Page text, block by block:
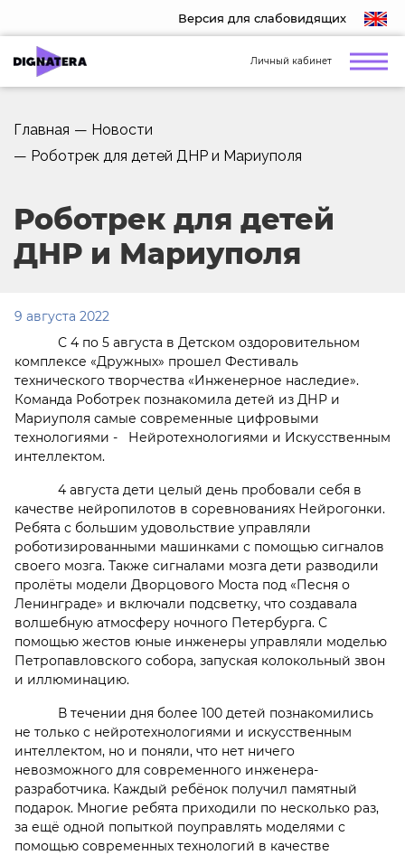
Версия для слабовидящих
Личный кабинет
Главная — Новости
— Роботрек для детей ДНР и Мариуполя
Роботрек для детей
ДНР и Мариуполя
9 августа 2022
С 4 по 5 августа в Детском оздоровительном
комплексе «Дружных» прошел Фестиваль
технического творчества «Инженерное наследие».
Команда Роботрек познакомила детей из ДНР и
Мариуполя самые современные цифровыми
технологиями - Нейротехнологиями и Искусственным
интеллектом.
4 августа дети целый день пробовали себя в
качестве нейропилотов в соревнованиях Нейрогонки.
Ребята с большим удовольствие управляли
роботизированными машинками с помощью сигналов
своего мозга. Также сигналами мозга дети разводили
пролёты модели Дворцового Моста под «Песня о
Ленинграде» и включали подсветку, что создавала
волшебную атмосферу ночного Петербурга. С
помощью жестов юные инженеры управляли моделью
Петропавловского собора, запуская колокольный звон
и иллюминацию.
В течении дня более 100 детей познакомились
не только с нейротехнологиями и искусственным
интеллектом, но и поняли, что нет ничего
невозможного для современного инженера-
разработчика. Каждый ребёнок получил памятный
подарок. Многие ребята приходили по несколько раз,
за ещё одной попыткой поуправлять моделями с
помощью современных технологий в качестве